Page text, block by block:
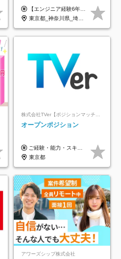
ートも可｜案件選択制｜定
着率96％以上｜副業OK｜住
宅手当
【エンジニア経験6年以上の方】 月給46万円～100万円（固定残業代含む） ※上記月給には月30時間分の固定残業代（月8万7,400円～月19万円）を含む。超過分は全額支給。 【エンジニア経験4年以上の方】 月給42万円～100万円（固定残業代含む） ※上記月給には月30時間分の固定残業代（月7万9,800円～月19万円）を含む。超過分は全額支給。 【エンジニア経験4年未満の方】 月給38万円～100万円（固定残業代含む） ※上記月給には月30時間分の固定残業代（月7万2,200円～月19万円）を含む。超過分は全額支給。 ※経験、スキル、前職給与などを踏まえて決定。 ◆ルトラの給与制度のポイント！◆ ・社員の95%が入社時に年収UP！最高で300万円UPの実績も ・平均還元率86.3%（交通費・住宅手当・会社負担分の社保も含む） ・人柄やポテンシャルを評価し、スキル以上の希望年収を提示することも ・退職金制度やリファラル手当（平均50万円）あり
東京都_神奈川県_埼玉県_千葉県_大阪府_愛知県_北海道_青森県_岩手県_宮城県_秋田県_山形県_福島県_茨城県_栃木県_群馬県_新潟県_山梨県_長野県_富山県_石川県_福井県_静岡県_岐阜県_三重県_兵庫県_京都府_滋賀県_奈良県_和歌山県_広島県_岡山県_鳥取県_島根県_山口県_徳島県_香川県_愛媛県_高知県_福岡県_熊本県_佐賀県_長崎県_大分県_宮崎県_鹿児島県_沖縄県
株式会社TVer【ポジションマッチ登録】
オープンポジション
ご経験・能力・スキル等により、当社基準にて優遇・相談のうえ決定いたします。
東京都
アワーズシップ株式会社